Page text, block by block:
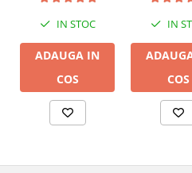
IN STOC
ADAUGA IN
COS
IN
COS